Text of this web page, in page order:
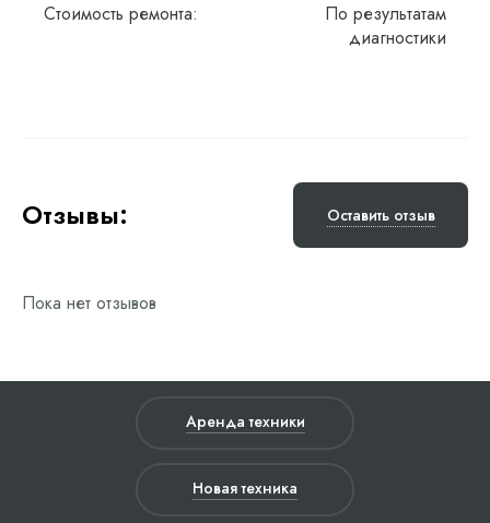
Стоимость ремонта:
По результатам
диагностики
Отзывы: Оставить отзыв
Пока нет отзывов
Аренда техники
Новая техника